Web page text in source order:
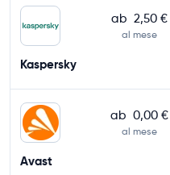
ab 2,50 €
al mese
Kaspersky
ab 0,00 €
al mese
Avast